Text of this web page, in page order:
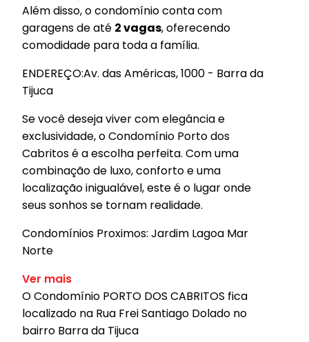
Além disso, o condomínio conta com
garagens de até 2 vagas, oferecendo
comodidade para toda a família.
ENDEREÇO:Av. das Américas, 1000 - Barra da
Tijuca
Se você deseja viver com elegância e
exclusividade, o Condomínio Porto dos
Cabritos é a escolha perfeita. Com uma
combinação de luxo, conforto e uma
localização inigualável, este é o lugar onde
seus sonhos se tornam realidade.
Condomínios Proximos: Jardim Lagoa Mar
Norte
Ver mais
O Condomínio PORTO DOS CABRITOS fica
localizado na Rua Frei Santiago Dolado no
bairro Barra da Tijuca